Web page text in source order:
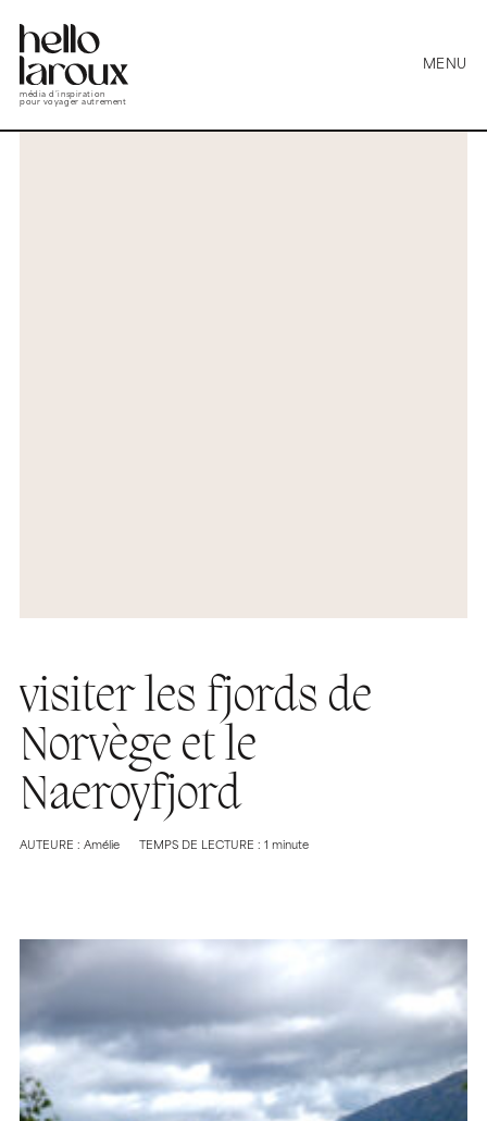
média d’inspiration
pour voyager autrement
MENU
visiter les fjords de
Norvège et le
Naeroyfjord
AUTEURE : Amélie TEMPS DE LECTURE : 1 minute